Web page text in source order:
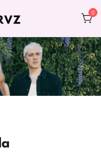
VERACRVZ
0